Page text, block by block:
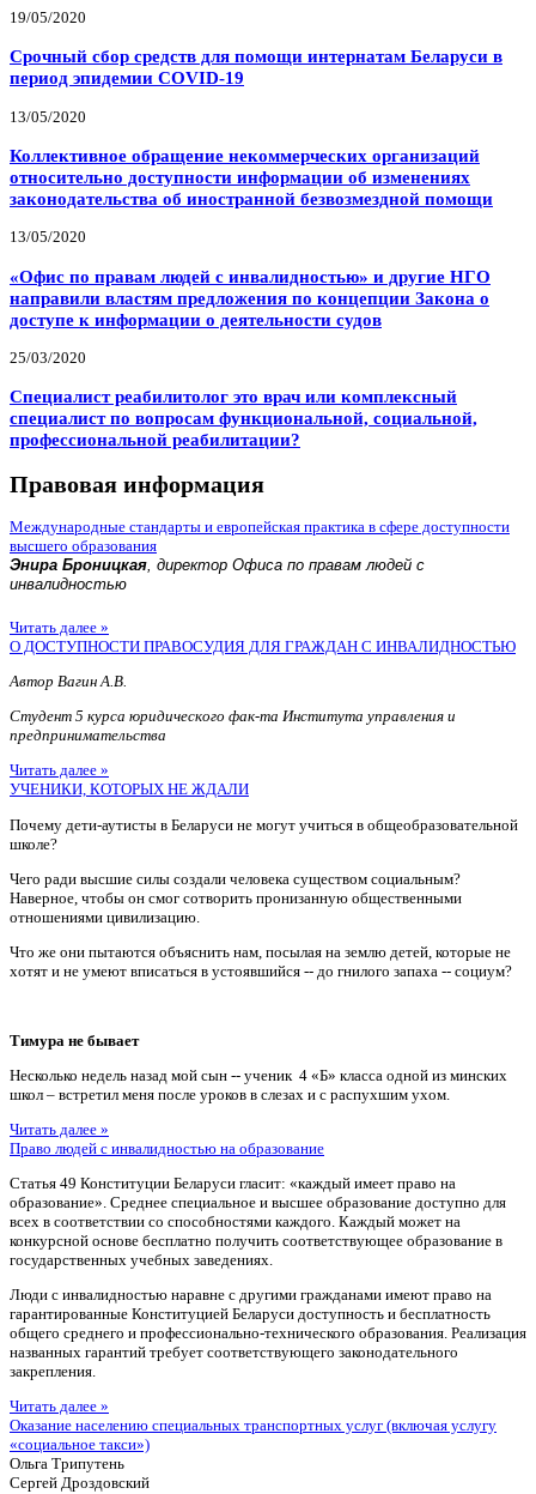
19/05/2020
Срочный сбор средств для помощи интернатам Беларуси в
период эпидемии COVID-19
13/05/2020
Коллективное обращение некоммерческих организаций
относительно доступности информации об изменениях
законодательства об иностранной безвозмездной помощи
13/05/2020
«Офис по правам людей с инвалидностью» и другие НГО
направили властям предложения по концепции Закона о
доступе к информации о деятельности судов
25/03/2020
Специалист реабилитолог это врач или комплексный
специалист по вопросам функциональной, социальной,
профессиональной реабилитации?
Правовая информация
Международные стандарты и европейская практика в сфере доступности
высшего образования
Энира Броницкая, директор Офиса по правам людей с
инвалидностью
Читать далее »
О ДОСТУПНОСТИ ПРАВОСУДИЯ ДЛЯ ГРАЖДАН С ИНВАЛИДНОСТЬЮ
Автор Вагин А.В.
Студент 5 курса юридического фак-та Института управления и
предпринимательства
Читать далее »
УЧЕНИКИ, КОТОРЫХ НЕ ЖДАЛИ
Почему дети-аутисты в Беларуси не могут учиться в общеобразовательной
школе?
Чего ради высшие силы создали человека существом социальным?
Наверное, чтобы он смог сотворить пронизанную общественными
отношениями цивилизацию.
Что же они пытаются объяснить нам, посылая на землю детей, которые не
хотят и не умеют вписаться в устоявшийся -- до гнилого запаха -- социум?
Тимура не бывает
Несколько недель назад мой сын -- ученик 4 «Б» класса одной из минских
школ – встретил меня после уроков в слезах и с распухшим ухом.
Читать далее »
Право людей с инвалидностью на образование
Статья 49 Конституции Беларуси гласит: «каждый имеет право на
образование». Среднее специальное и высшее образование доступно для
всех в соответствии со способностями каждого. Каждый может на
конкурсной основе бесплатно получить соответствующее образование в
государственных учебных заведениях.
Люди с инвалидностью наравне с другими гражданами имеют право на
гарантированные Конституцией Беларуси доступность и бесплатность
общего среднего и профессионально-технического образования. Реализация
названных гарантий требует соответствующего законодательного
закрепления.
Читать далее »
Оказание населению специальных транспортных услуг (включая услугу
«социальное такси»)
Ольга Трипутень
Сергей Дроздовский